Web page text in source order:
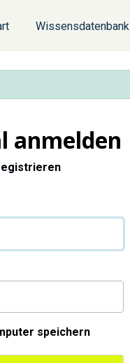
Wissensdatenbank
anmelden
speichern